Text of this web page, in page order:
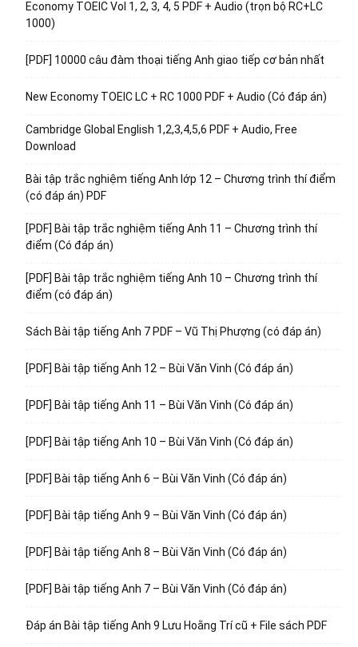
Economy TOEIC Vol 1, 2, 3, 4, 5 PDF + Audio (trọn bộ RC+LC
1000)
[PDF] 10000 câu đàm thoại tiếng Anh giao tiếp cơ bản nhất
New Economy TOEIC LC + RC 1000 PDF + Audio (Có đáp án)
Cambridge Global English 1,2,3,4,5,6 PDF + Audio, Free
Download
Bài tập trắc nghiệm tiếng Anh lớp 12 – Chương trình thí điểm
(có đáp án) PDF
[PDF] Bài tập trắc nghiệm tiếng Anh 11 – Chương trình thí
điểm (Có đáp án)
[PDF] Bài tập trắc nghiệm tiếng Anh 10 – Chương trình thí
điểm (có đáp án)
Sách Bài tập tiếng Anh 7 PDF – Vũ Thị Phượng (có đáp án)
[PDF] Bài tập tiếng Anh 12 – Bùi Văn Vinh (Có đáp án)
[PDF] Bài tập tiếng Anh 11 – Bùi Văn Vinh (Có đáp án)
[PDF] Bài tập tiếng Anh 10 – Bùi Văn Vinh (Có đáp án)
[PDF] Bài tập tiếng Anh 6 – Bùi Văn Vinh (Có đáp án)
[PDF] Bài tập tiếng Anh 9 – Bùi Văn Vinh (Có đáp án)
[PDF] Bài tập tiếng Anh 8 – Bùi Văn Vinh (Có đáp án)
[PDF] Bài tập tiếng Anh 7 – Bùi Văn Vinh (Có đáp án)
Đáp án Bài tập tiếng Anh 9 Lưu Hoằng Trí cũ + File sách PDF